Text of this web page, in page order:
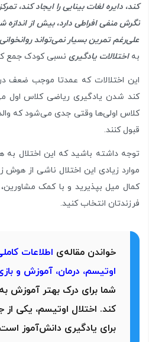
کند، دایره لغات بینایی را ایجاد کند،
نگرش منفی افراطی دارد، بیش از
علی‌رغم تمرین بسیار نمی‌تواند
به اختلالات یادگیری نسبی کودک جمع
این اختلالات که عمدتا موجب ضعف در
کند شدن یادگیری ریاضی کلاس اول
کلاس اولی‌ها وقتی جدی می‌شود که
قبول کنند.
توجه داشته باشید که این اختلال
موارد زیادی این اختلال ناشی از هوش
کمال میل بپذیرید و با کمک
فرزندتان انتخاب کنید.
خواندن مقاله‌ی اطلاعات
اوتیسم، درمان، آموزش و
شما برای درک بهتر آموزش
کند. اختلال اوتیسم، یکی از
برای یادگیری دانش‌آموز